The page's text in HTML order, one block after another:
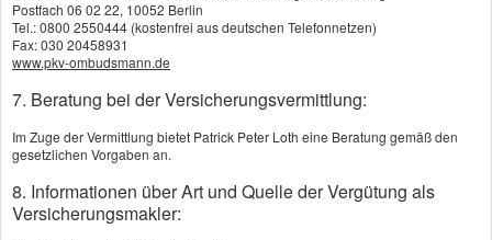
prüft vor Vertragsabschluss aber die Bonität Ihres
Unternehmens. Die Kautionsversicherer im Markt
bieten passgenaue Lösungen für Existenzgründer
genauso wie für kleine oder mittelständische
Unternehmen.
Postfach 06 02 22, 10052 Berlin
Tel.: 0800 2550444 (kostenfrei aus deutschen Telefonnetzen)
Fax: 030 20458931
www.pkv-ombudsmann.de
7. Beratung bei der Versicherungsvermittlung:
Im Zuge der Vermittlung bietet Patrick Peter Loth eine Beratung gemäß den
gesetzlichen Vorgaben an.
8. Informationen über Art und Quelle der Vergütung als
Versicherungsmakler: